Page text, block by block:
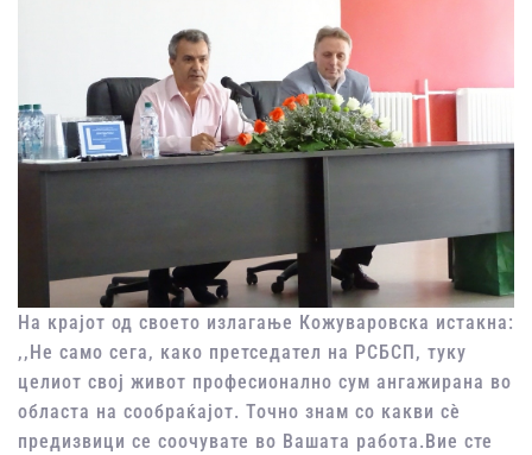
На крајот од своето излагање Кожуваровска истакна:
,,Не само сега, како претседател на РСБСП, туку
целиот свој живот професионално сум ангажирана во
областа на сообраќајот. Точно знам со какви сè
предизвици се соочувате во Вашата работа.Вие сте